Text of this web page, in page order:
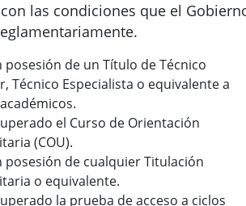
las condiciones que el
posesión de un Título de Técnico
Técnico Especialista o equivalente a
el Curso de Orientación
(COU).
posesión de cualquier Titulación
o equivalente.
la prueba de acceso a ciclos